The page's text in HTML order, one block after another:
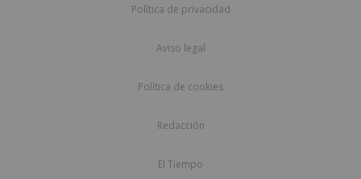
Política de privacidad
Aviso legal
Política de cookies
Redacción
El Tiempo